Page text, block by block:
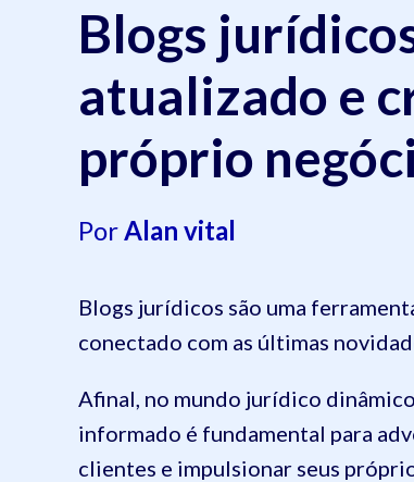
Blogs
atualizado e
próprio
PorAlan vital
Blogs jurídicos são uma
conectado com as últimas
Afinal, no mundo jurídico
informado é fundamental para
clientes e impulsionar seus